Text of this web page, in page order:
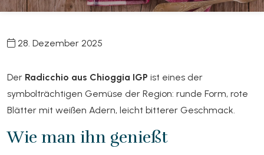
28. Dezember 2025
Der Radicchio aus Chioggia IGP ist eines der
symbolträchtigen Gemüse der Region: runde Form, rote
Blätter mit weißen Adern, leicht bitterer Geschmack.
Wie man ihn genießt